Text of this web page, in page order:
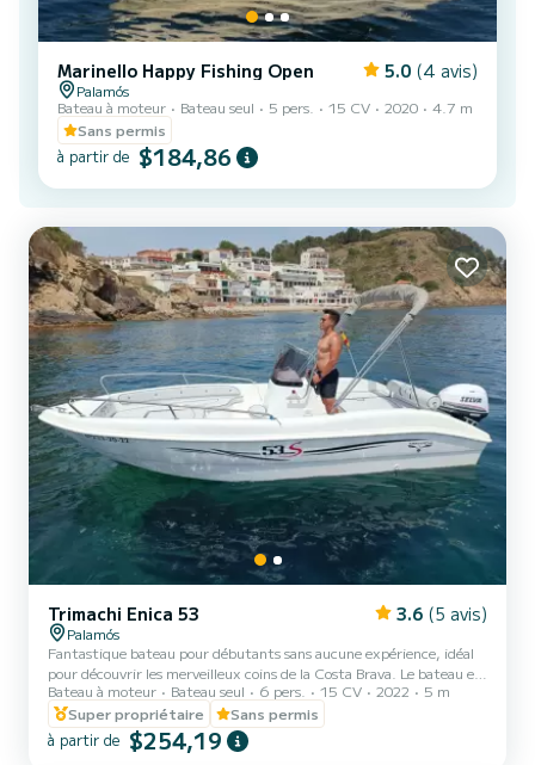
Marinello Happy Fishing Open 5.0 (4 avis)
Palamós
Bateau à moteur
Bateau seul 5 pers. 15 CV 2020
4.7 m
Sans permis
à partir de $184,86
Trimachi Enica 53 3.6 (5 avis)
Palamós
Fantastique bateau pour débutants sans aucune expérience, idéal
pour découvrir les merveilleux coins de la Costa Brava. Le bateau est
facile à utiliser, a une grande maniabilité grâce à son faible tirant
d'eau et vous permet d'entrer dans les merveilleuses criques de
notre côte. br> br>Longueur de 5,5 mètres. Capacité pour 6
adultes. Il dispose d'une échelle de bain. Équipement de sécurité
Bateau à moteur Bateau seul 6 pers. 15 CV 2022
5 m
Super propriétaire
Sans permis
à partir de $254,19